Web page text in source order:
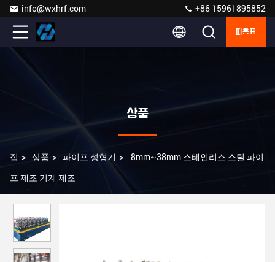
info@wxhrf.com +86 15961895852
따옴표
상품
집 > 상품 > 파이프 성형기 > 8mm~38mm 스테인리스 스틸 파이
프 제조 기계 제조